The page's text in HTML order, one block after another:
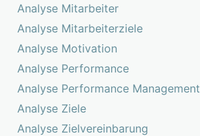
Analyse Mitarbeiter
Analyse Mitarbeiterziele
Analyse Motivation
Analyse Performance
Analyse Performance Management
Analyse Ziele
Analyse Zielvereinbarung